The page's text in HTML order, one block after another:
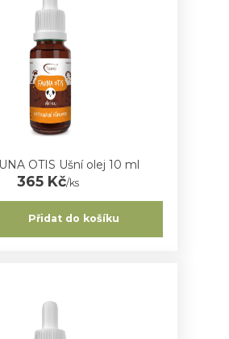
OTIS Ušní olej 10 ml
365 Kč/ks
Přidat do košíku